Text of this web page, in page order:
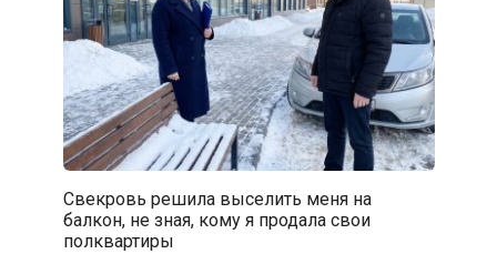
Свекровь решила выселить меня на
балкон, не зная, кому я продала свои
полквартиры